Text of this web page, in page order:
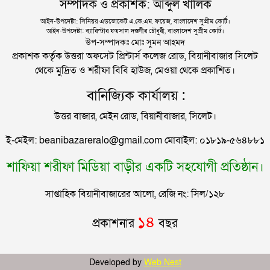
ঐতিহাসিক ছয় দফা থেকেই মুক্তিযুদ্ধ
সিলেটে কাগজ ছাড়া রাস্তায় নামলেই বিপদ
নতুন কর্মসূচির ঘোষণা জামায়াত জোটের
প্রশাসন একাকার হয়ে যাওয়া”
রাষ্ট্রপতি নির্বাচনের তারিখ ঘোষণা
সিলেটে ফাহিমা ধর্ষণচেষ্টা ও হত্যা মামলায় জাকিরের
সিলেটে হামের উপসর্গ আরও ২ শিশুর মৃত্যু
সম্পাদক ও প্রকাশক: আব্দুল খালিক
আইন-উপদেষ্টা: সিনিয়র এডভোকেট এ.কে.এম. ফয়েজ, বাংলাদেশ সুপ্রীম কোর্ট।
আইন-উপদেষ্টা: ব্যারিস্টার ফয়সাল দস্তগীর চৌধুরী, বাংলাদেশ সুপ্রীম কোর্ট।
উপ-সম্পাদকঃ মোঃ সুমন আহমদ
প্রকাশক কর্তৃক উত্তরা অফসেট প্রিন্টার্স কলেজ রোড, বিয়ানীবাজার সিলেট
থেকে মুদ্রিত ও শরীফা বিবি হাউজ, মেওয়া থেকে প্রকাশিত।
বানিজ্যিক কার্যালয় :
উত্তর বাজার, মেইন রোড, বিয়ানীবাজার, সিলেট।
ই-মেইল: beanibazareralo@gmail.com মোবাইল: ০১৮১৯-৫৬৪৮৮১
শাফিয়া শরীফা মিডিয়া বাড়ীর একটি সহযোগী প্রতিষ্ঠান।
সাপ্তাহিক বিয়ানীবাজারের আলো, রেজি নং: সিল/১২৮
প্রকাশনার ১৪ বছর
Developed by Web Nest